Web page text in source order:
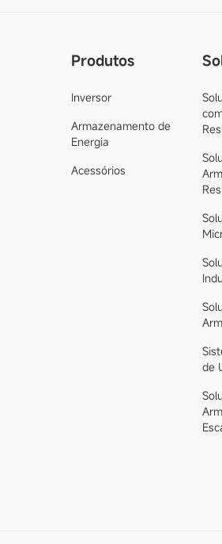
Produtos
Inversor
Armazenamento de
Energia
Acessórios
de